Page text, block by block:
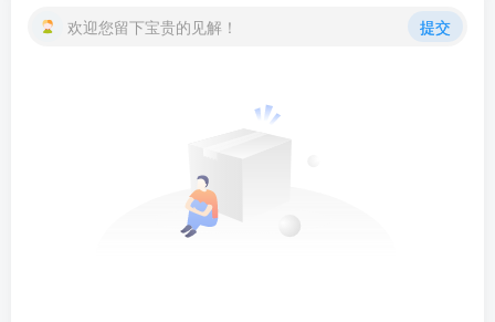
欢迎您留下宝贵的见解！ 提交